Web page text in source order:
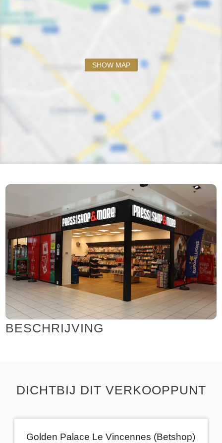
SHOW MAP
BESCHRIJVING
DICHTBIJ DIT VERKOOPPUNT
Golden Palace Le Vincennes (Betshop)